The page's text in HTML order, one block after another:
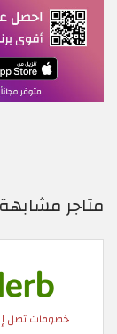
متاجر
خصومات تصل إلى